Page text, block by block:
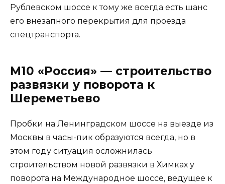
Рублевском шоссе к тому же всегда есть шанс
его внезапного перекрытия для проезда
спецтранспорта.
М10 «Россия» — строительство
развязки у поворота к
Шереметьево
Пробки на Ленинградском шоссе на выезде из
Москвы в часы-пик образуются всегда, но в
этом году ситуация осложнилась
строительством новой развязки в Химках у
поворота на Международное шоссе, ведущее к